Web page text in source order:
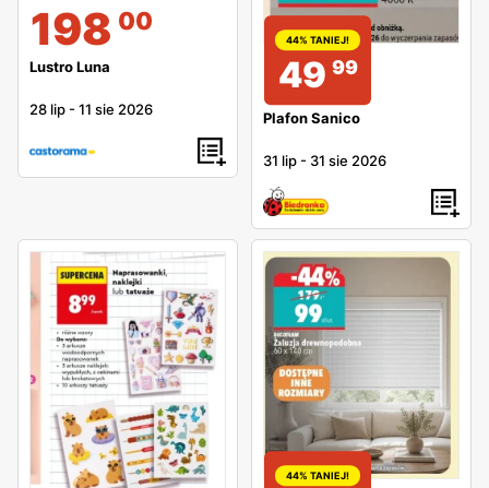
198 00
Lustro Luna
28 lip -11 sie 2026
44% TANIEJ!
49 99
Plafon Sanico
31 lip - 31 sie 2026
44% TANIEJ!